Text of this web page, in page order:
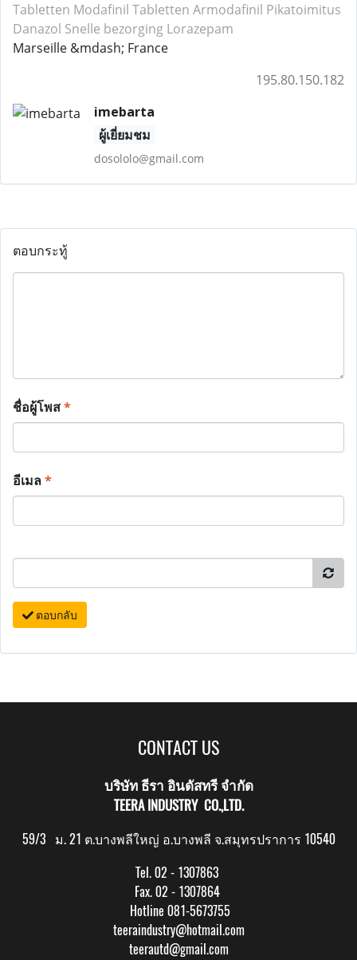
Tabletten Modafinil Tabletten Armodafinil Pikatoimitus
Danazol Snelle bezorging Lorazepam
Marseille &mdash; France
195.80.150.182
imebarta
ผู้เยี่ยมชม
dosololo@gmail.com
ตอบกระทู้
ชื่อผู้โพส*
อีเมล*
ตอบกลับ
CONTACT US
บริษัท ธีรา อินดัสทรี จำกัด
TEERA INDUSTRY CO.,LTD.
59/3 ม. 21 ต.บางพลีใหญ่ อ.บางพลี จ.สมุทรปราการ 10540
Tel. 02 - 1307863
Fax. 02 - 1307864
Hotline 081-5673755
teeraindustry@hotmail.com
teerautd@gmail.com